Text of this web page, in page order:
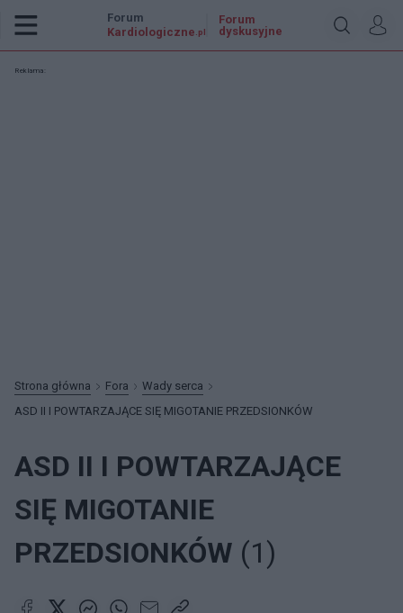
Forum
Kardiologiczne .pl
Forum
dyskusyjne
Reklama:
Strona główna Fora
Wady serca
ASD II I POWTARZAJĄCE SIĘ MIGOTANIE PRZEDSIONKÓW
ASD II I POWTARZAJĄCE
SIĘ MIGOTANIE
PRZEDSIONKÓW (1)